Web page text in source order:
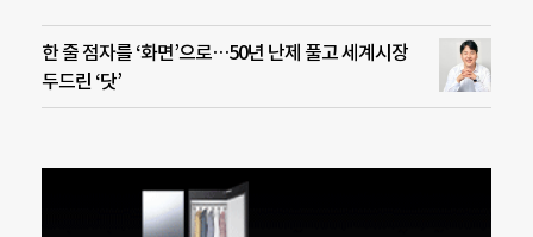
한 줄 점자를 ‘화면’으로…50년 난제 풀고 세계시장
두드린 ‘닷’